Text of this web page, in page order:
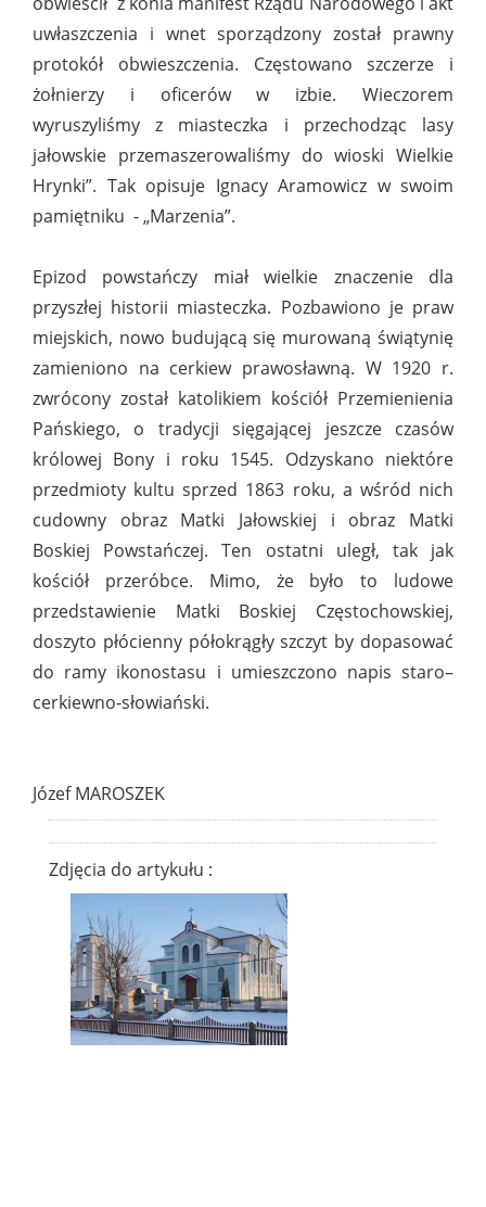
uwłaszczenia i wnet sporządzony został prawny
protokół obwieszczenia. Częstowano szczerze i
żołnierzy i oficerów w izbie. Wieczorem
wyruszyliśmy z miasteczka i przechodząc lasy
jałowskie przemaszerowaliśmy do wioski Wielkie
Hrynki”. Tak opisuje Ignacy Aramowicz w swoim
pamiętniku - „Marzenia”.
Epizod powstańczy miał wielkie znaczenie dla
przyszłej historii miasteczka. Pozbawiono je praw
miejskich, nowo budującą się murowaną świątynię
zamieniono na cerkiew prawosławną. W 1920 r.
zwrócony został katolikiem kościół Przemienienia
Pańskiego, o tradycji sięgającej jeszcze czasów
królowej Bony i roku 1545. Odzyskano niektóre
przedmioty kultu sprzed 1863 roku, a wśród nich
cudowny obraz Matki Jałowskiej i obraz Matki
Boskiej Powstańczej. Ten ostatni uległ, tak jak
kościół przeróbce. Mimo, że było to ludowe
przedstawienie Matki Boskiej Częstochowskiej,
doszyto płócienny półokrągły szczyt by dopasować
do ramy ikonostasu i umieszczono napis staro–
cerkiewno-słowiański.
Józef MAROSZEK
Zdjęcia do artykułu :